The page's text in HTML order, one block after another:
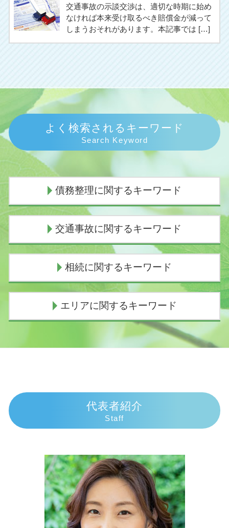
交通事故の示談交渉は、適切な時期に始め
なければ本来受け取るべき賠償金が減って
しまうおそれがあります。本記事では […]
よく検索されるキーワード
Search Keyword
債務整理に関するキーワード
債務整理とは
個人再生 費用 期間
個人再生 費用 払えない
自己破産 条件
任意整理 デメリット
任意整理 期間延長
債務整理 おすすめ
個人再生 バレる
個人再生 手続き
自己破産手続き中 してはいけないこと
交通事故に関するキーワード
示談交渉 弁護士費用
交通事故 示談交渉とは
交通事故 過失割合8対2
物損事故 警察呼ばなかった 後日
物損事故 慰謝料
死亡事故加害者
交通事故 休業補償
死亡事故 人生終了
交通事故 人身事故
死亡事故 賠償金
相続に関するキーワード
相続 子供死亡 孫
相続 欠格
独身の兄 相続
相続放棄 手続き 期間
相続手続き 誰に頼む
祖母 遺産相続 孫
相続 手続き 法務局
遺産相続 孫
相続 子供なし
代襲相続人 遺留分
エリアに関するキーワード
相続 弁護士 富士市
相続 弁護士 熱海市
交通事故 弁護士 御殿場市
交通事故 弁護士 熱海市
債務整理 弁護士 三島市
債務整理 弁護士 伊豆市
相続 弁護士 伊東市
交通事故 弁護士 三島市
代表者紹介
Staff